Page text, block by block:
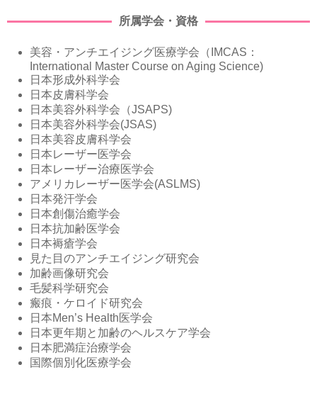
所属学会・資格
美容・アンチエイジング医療学会（IMCAS：
International Master Course on Aging Science)
日本形成外科学会
日本皮膚科学会
日本美容外科学会（JSAPS)
日本美容外科学会(JSAS)
日本美容皮膚科学会
日本レーザー医学会
日本レーザー治療医学会
アメリカレーザー医学会(ASLMS)
日本発汗学会
日本創傷治癒学会
日本抗加齢医学会
日本褥瘡学会
見た目のアンチエイジング研究会
加齢画像研究会
毛髪科学研究会
瘢痕・ケロイド研究会
日本Men’s Health医学会
日本更年期と加齢のヘルスケア学会
日本肥満症治療学会
国際個別化医療学会